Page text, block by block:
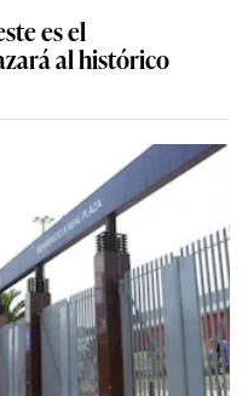
es el
al histórico